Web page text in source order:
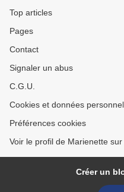
Top articles
Pages
Contact
Signaler un abus
C.G.U.
Cookies et données
Préférences cookies
Voir le profil de Marienette
Créer un